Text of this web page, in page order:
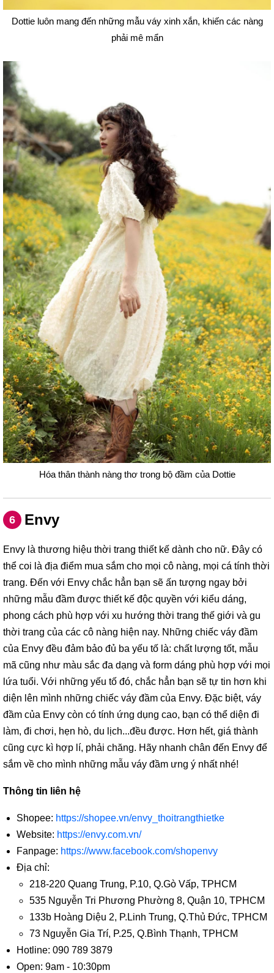
Dottie luôn mang đến những mẫu váy xinh xắn, khiến các nàng
phải mê mẩn
Hóa thân thành nàng thơ trong bộ đầm của Dottie
6 Envy
Envy là thương hiệu thời trang thiết kế dành cho nữ. Đây có
thể coi là địa điểm mua sắm cho mọi cô nàng, mọi cá tính thời
trang. Đến với Envy chắc hẳn bạn sẽ ấn tượng ngay bởi
những mẫu đầm được thiết kế độc quyền với kiểu dáng,
phong cách phù hợp với xu hướng thời trang thế giới và gu
thời trang của các cô nàng hiện nay. Những chiếc váy đầm
của Envy đều đảm bảo đủ ba yếu tố là: chất lượng tốt, mẫu
mã cũng như màu sắc đa dạng và form dáng phù hợp với mọi
lứa tuổi. Với những yếu tố đó, chắc hẳn bạn sẽ tự tin hơn khi
diện lên mình những chiếc váy đầm của Envy. Đặc biệt, váy
đầm của Envy còn có tính ứng dụng cao, bạn có thể diện đi
làm, đi chơi, hẹn hò, du lịch...đều được. Hơn hết, giá thành
cũng cực kì hợp lí, phải chăng. Hãy nhanh chân đến Envy để
sắm về cho mình những mẫu váy đầm ưng ý nhất nhé!
Thông tin liên hệ
Shopee: https://shopee.vn/envy_thoitrangthietke
Website: https://envy.com.vn/
Fanpage: https://www.facebook.com/shopenvy
Địa chỉ:
218-220 Quang Trung, P.10, Q.Gò Vấp, TPHCM
535 Nguyễn Tri Phương Phường 8, Quận 10, TPHCM
133b Hoàng Diệu 2, P.Linh Trung, Q.Thủ Đức, TPHCM
73 Nguyễn Gia Trí, P.25, Q.Bình Thạnh, TPHCM
Hotline: 090 789 3879
Open: 9am - 10:30pm